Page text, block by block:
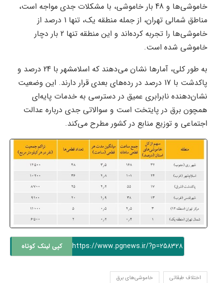
خاموشی‌ها و 48 بار خاموشی، با مشکلات جدی مواجه است،
مناطق شمالی تهران، از جمله منطقه یک، تنها 1 درصد از
خاموشی‌ها را تجربه کرده‌اند و این منطقه تنها 2 بار دچار
خاموشی شده است.
به طور کلی، آمارها نشان می‌دهند که اسلامشهر با 24 درصد و
پاکدشت با 17 درصد در رده‌های بعدی قرار دارند. این وضعیت
نشان‌دهنده نابرابری عمیق در دسترسی به خدمات پایه‌ای
همچون برق در پایتخت است و سوالاتی جدی درباره عدالت
اجتماعی و توزیع منابع در کشور مطرح می‌کند.
https://www.pgnews.ir/?p=258328 کپی لینک کوتاه
اختلاف طبقاتی خاموشی‌های برق